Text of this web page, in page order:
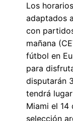
Los
adaptados
con
mañana
fútbol en
para
disputarán
tendrá
Miami el 14
selección